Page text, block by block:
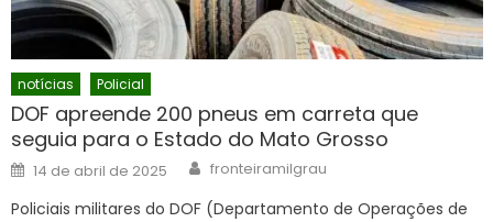
notícias Policial
DOF apreende 200 pneus em carreta que
seguia para o Estado do Mato Grosso
Posted
on
14 de abril de 2025 Author
fronteiramilgrau
Policiais militares do DOF (Departamento de Operações de